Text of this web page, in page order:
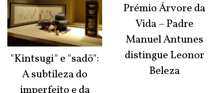
"Kintsugi" e "sadō":
A subtileza do
Prémio Árvore da
Vida – Padre
Manuel Antunes
distingue Leonor
Beleza